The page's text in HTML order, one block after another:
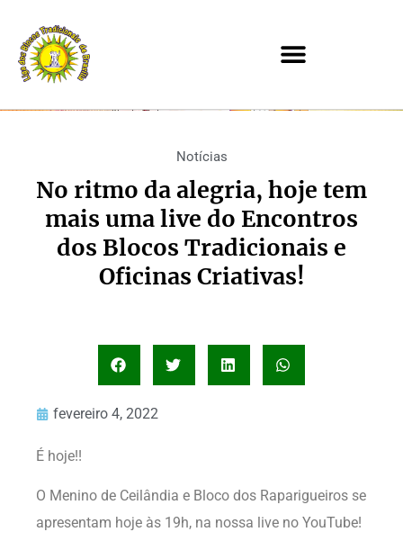
Notícias
No ritmo da alegria, hoje tem
mais uma live do Encontros
dos Blocos Tradicionais e
Oficinas Criativas!
fevereiro 4, 2022
É hoje!!
O Menino de Ceilândia e Bloco dos Raparigueiros se
apresentam hoje às 19h, na nossa live no YouTube!